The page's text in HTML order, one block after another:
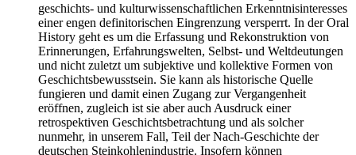
geschichts- und kulturwissenschaftlichen Erkenntnisinteresses
einer engen definitorischen Eingrenzung versperrt. In der Oral
History geht es um die Erfassung und Rekonstruktion von
Erinnerungen, Erfahrungswelten, Selbst- und Weltdeutungen
und nicht zuletzt um subjektive und kollektive Formen von
Geschichtsbewusstsein. Sie kann als historische Quelle
fungieren und damit einen Zugang zur Vergangenheit
eröffnen, zugleich ist sie aber auch Ausdruck einer
retrospektiven Geschichtsbetrachtung und als solcher
nunmehr, in unserem Fall, Teil der Nach-Geschichte der
deutschen Steinkohlenindustrie. Insofern können